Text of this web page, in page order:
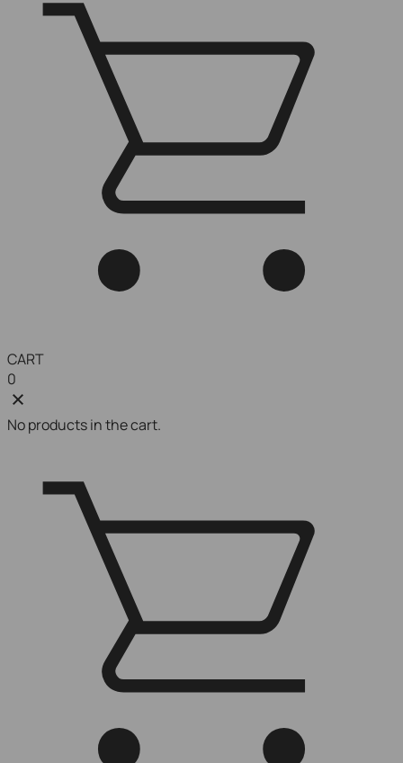
CART
0
No products in the cart.